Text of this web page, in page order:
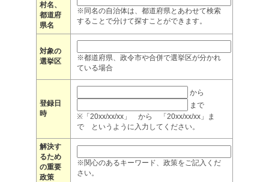
村名、
都道府
県名
※同名の自治体は、都道府県とあわせて検索
することで分けて探すことができます。
対象の
選挙区
※都道府県、政令市や合併で選挙区が分かれ
ている場合
登録日
時
から
まで
※「20xx/xx/xx」 から 「20xx/xx/xx」ま
で というように入力してください。
解決す
るため
の重要
政策
※関心のあるキーワード、政策をご記入くだ
さい。